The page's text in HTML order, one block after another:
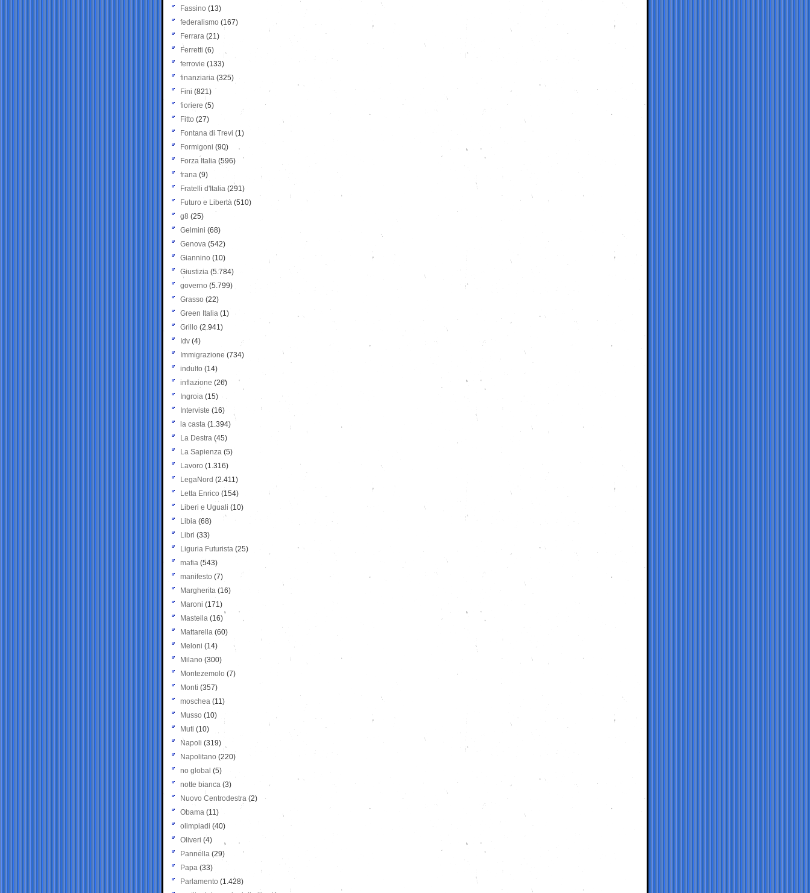
Fassino (13)
federalismo (167)
Ferrara (21)
Ferretti (6)
ferrovie (133)
finanziaria (325)
Fini (821)
fioriere (5)
Fitto (27)
Fontana di Trevi (1)
Formigoni (90)
Forza Italia (596)
frana (9)
Fratelli d'Italia (291)
Futuro e Libertà (510)
g8 (25)
Gelmini (68)
Genova (542)
Giannino (10)
Giustizia (5.784)
governo (5.799)
Grasso (22)
Green Italia (1)
Grillo (2.941)
Idv (4)
Immigrazione (734)
indulto (14)
inflazione (26)
Ingroia (15)
Interviste (16)
la casta (1.394)
La Destra (45)
La Sapienza (5)
Lavoro (1.316)
LegaNord (2.411)
Letta Enrico (154)
Liberi e Uguali (10)
Libia (68)
Libri (33)
Liguria Futurista (25)
mafia (543)
manifesto (7)
Margherita (16)
Maroni (171)
Mastella (16)
Mattarella (60)
Meloni (14)
Milano (300)
Montezemolo (7)
Monti (357)
moschea (11)
Musso (10)
Muti (10)
Napoli (319)
Napolitano (220)
no global (5)
notte bianca (3)
Nuovo Centrodestra (2)
Obama (11)
olimpiadi (40)
Oliveri (4)
Pannella (29)
Papa (33)
Parlamento (1.428)